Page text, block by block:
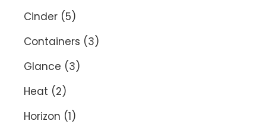
Cinder (5)
Containers (3)
Glance (3)
Heat (2)
Horizon (1)